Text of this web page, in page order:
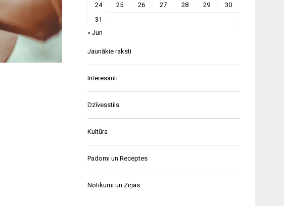
24
25 26 27 28 29
30
31
« Jun
Jaunākie raksti
Interesanti
Dzīvesstils
Kultūra
Padomi un Receptes
Notikumi un Ziņas